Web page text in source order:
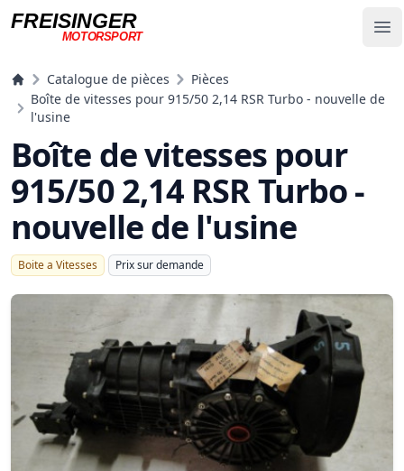
FREISINGER
MOTORSPORT
Catalogue de pièces
Pièces
Boîte de vitesses pour 915/50 2,14 RSR Turbo - nouvelle de
l'usine
Boîte de vitesses pour
915/50 2,14 RSR Turbo -
nouvelle de l'usine
Boite a Vitesses Prix ​​sur demande